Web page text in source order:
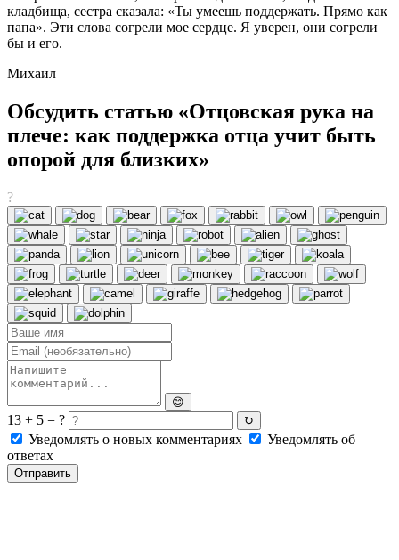
кладбища, сестра сказала: «Ты умеешь поддержать. Прямо как
папа». Эти слова согрели мое сердце. Я уверен, они согрели
бы и его.
Михаил
Обсудить статью «Отцовская рука на
плече: как поддержка отца учит быть
опорой для близких»
?
😊
13 + 5 = ? ↻
Уведомлять о новых комментариях
Уведомлять об
ответах
Отправить